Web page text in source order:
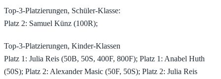
Top-3-Platzierungen, Schüler-Klasse:
Platz 2: Samuel Künz (100R);
Top-3-Platzierungen, Kinder-Klassen
Platz 1: Julia Reis (50B, 50S, 400F, 800F); Platz 1: Anabel Huth
(50S); Platz 2: Alexander Masic (50F, 50S); Platz 2: Julia Reis